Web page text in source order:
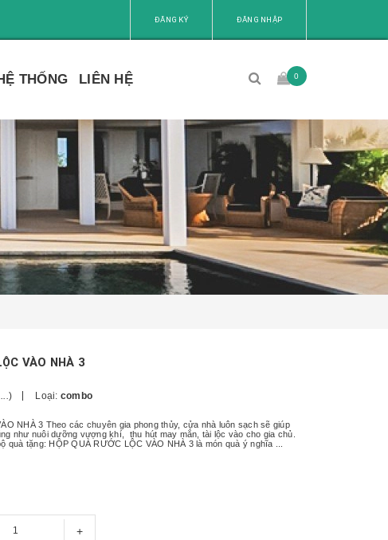
ĐĂNG KÝ ĐĂNG NHẬP
THỐNG LIÊN HỆ 0
VÀO NHÀ 3
) Loại: combo
NHÀ 3 Theo các chuyên gia phong thủy, cửa nhà luôn sạch sẽ giúp
như nuôi dưỡng vượng khí, thu hút may mắn, tài lộc vào cho gia chủ.
quà tặng: HỘP QUÀ RƯỚC LỘC VÀO NHÀ 3 là món quà ý nghĩa ...
+